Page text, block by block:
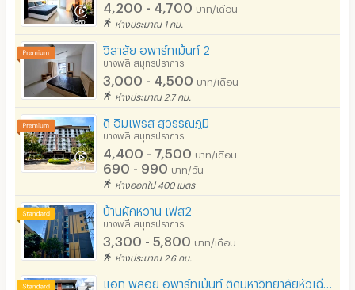
อนุญาตให้สูบบุหรี่ในห้องพัก
โทรศัพท์สายตรง
ที่จอดรถ
ลิฟต์
สระว่ายน้ำ
โรงยิม / ฟิตเนส
อินเทอร์เน็ตไร้สาย (WIFI) ในห้อง
เคเบิลทีวี / ดาวเทียม
4,200 - 4,700 บาท/เดือน
ห่างประมาณ 1 กม.
วิลาลัย อพาร์ทเม้นท์ 2
บางพลี สมุทรปราการ
3,000 - 4,500 บาท/เดือน
ห่างประมาณ 2.7 กม.
ดิ อิมเพรส สุวรรณภูมิ
บางพลี สมุทรปราการ
4,400 - 7,500 บาท/เดือน
690 - 990 บาท/วัน
ห่างออกไป 400 เมตร
บ้านผักหวาน เฟส2
บางพลี สมุทรปราการ
3,300 - 5,800 บาท/เดือน
ห่างประมาณ 2.6 กม.